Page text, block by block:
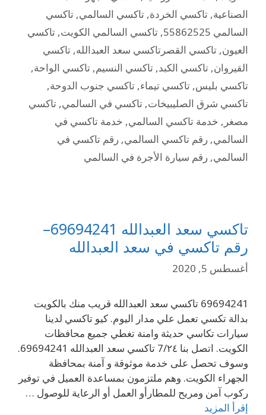
الصناعية, تاكسي الخردة, تاكسي السالمي, تاكسي
السالمي 55862525
, تاكسي السالمي الكويت, تاكسي
العيون, تاكسي القصرتاكسي سعد العبدالله, تاكسي
القيروان, تاكسي الكبد, تاكسي النسيم, تاكسي الواحة,
تاكسي بليس, تاكسي تيماء, تاكسي جنوب الدوحة,
تاكسي شرق الصليبيخات, تاكسي في السالمي, تاكسي
مصغر , خدمة تاكسي السالمي, خدمة تاكسي في
السالمي, رقم تاكسي السالمي, رقم تاكسي في
السالمي, رقم سيارة الأجرة في السالمي
تاكسي سعد العبدالله 69694241–
رقم تاكسي في سعد العبدالله
أغسطس 5, 2020
69694241 تاكسي سعد العبدالله قريب منك بالكويت
بدالة تكسي تعمل علي مدار اليوم. كيو تاكسي لدينا
سيارات تكاسي حديثة وامنة تغطي جميع محافظات
الكويت. اتصل بنا 7/٢٤ تاكسي سعد العبدالله 69694241.
وسوف تحصل على خدمة موثوقة و آمنة بمحافظة
الجهراء الكويت. وهم ملتزمون بمساعدة العميل في توفير
ركوب آمن ومريح للمطارأو العمل أو الرعاية للوصول …
إقرأ المزيد